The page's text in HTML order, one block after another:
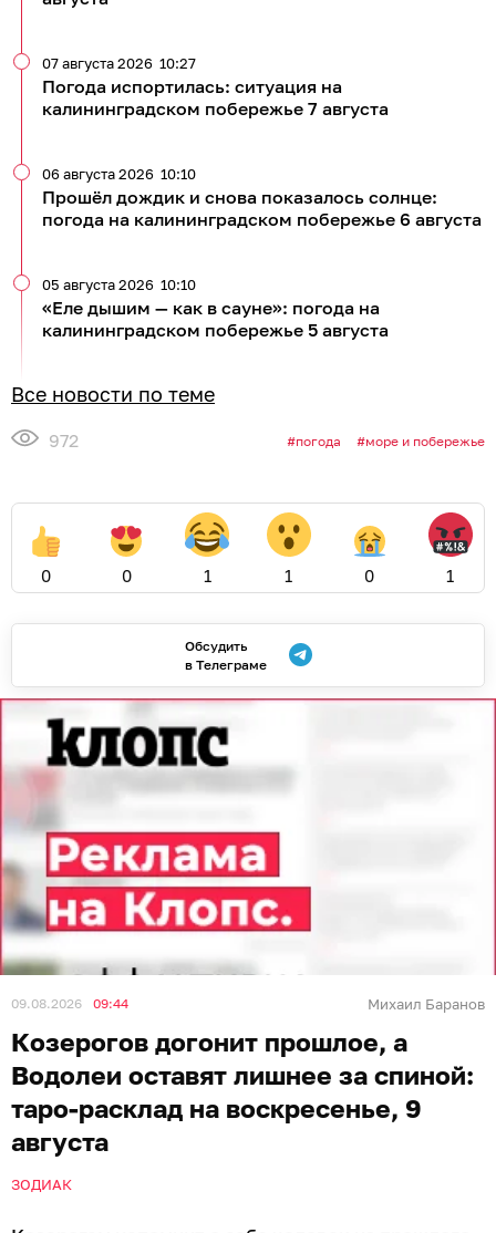
Погода испортилась: ситуация на
калининградском побережье 7 августа
07 августа 2026 10:27
Прошёл дождик и снова показалось солнце:
погода на калининградском побережье 6 августа
06 августа 2026 10:10
«Еле дышим — как в сауне»: погода на
калининградском побережье 5 августа
05 августа 2026 10:10
Все новости по теме
972 погода море и побережье
0 0 1 1 0 1
Обсудить
в Телеграме
09.08.2026 09:44 Михаил Баранов
Козерогов догонит прошлое, а
Водолеи оставят лишнее за спиной:
таро-расклад на воскресенье, 9
августа
ЗОДИАК